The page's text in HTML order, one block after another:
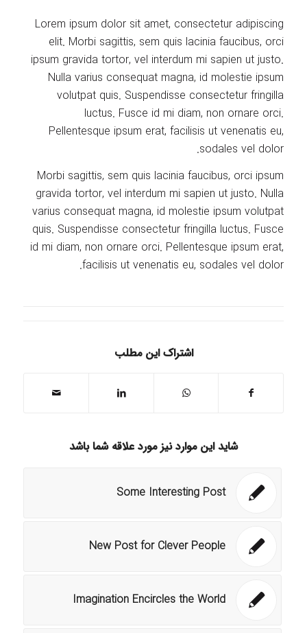
Lorem ipsum dolor sit amet, consectetur adipiscing
elit. Morbi sagittis, sem quis lacinia faucibus, orci
ipsum gravida tortor, vel interdum mi sapien ut justo.
Nulla varius consequat magna, id molestie ipsum
volutpat quis. Suspendisse consectetur fringilla
luctus. Fusce id mi diam, non ornare orci.
Pellentesque ipsum erat, facilisis ut venenatis eu,
sodales vel dolor.
Morbi sagittis, sem quis lacinia faucibus, orci ipsum
gravida tortor, vel interdum mi sapien ut justo. Nulla
varius consequat magna, id molestie ipsum volutpat
quis. Suspendisse consectetur fringilla luctus. Fusce
id mi diam, non ornare orci. Pellentesque ipsum erat,
facilisis ut venenatis eu, sodales vel dolor.
اشتراک این مطلب
شاید این موارد نیز مورد علاقه شما باشد
Some Interesting Post
New Post for Clever People
Imagination Encircles the World